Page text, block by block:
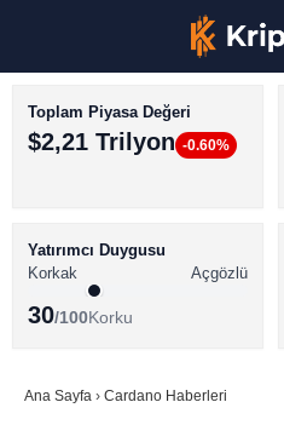
BİTCOİN HABERLERİ
ALTCOİN HABERLERİ
SÖZLÜK
Toplam Piyasa Değeri
$2,21 Trilyon -0.60%
Yatırımcı Duygusu
Korkak
Açgözlü
30/100Korku
Ana Sayfa › Cardano Haberleri